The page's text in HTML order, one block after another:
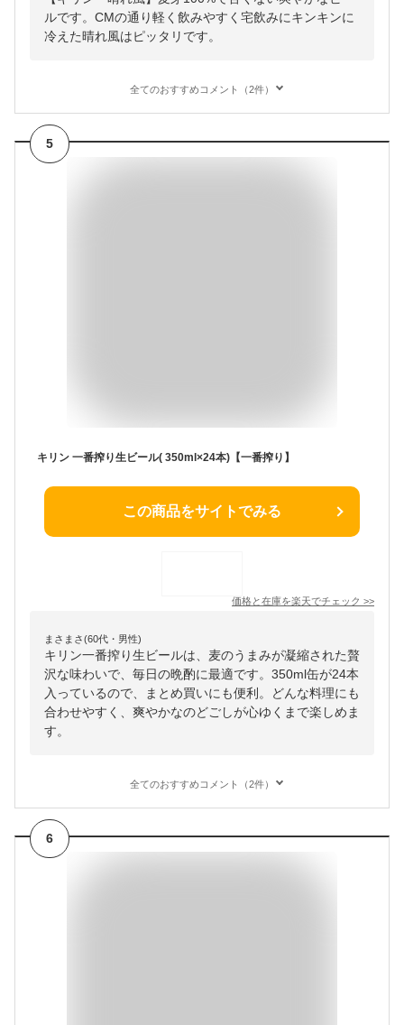
ルです。CMの通り軽く飲みやすく宅飲みにキンキンに
冷えた晴れ風はピッタリです。
全てのおすすめコメント（2件）
5
キリン 一番搾り生ビール( 350ml×24本)【一番搾り】
この商品をサイトでみる
価格と在庫を楽天でチェック >>
まさまさ(60代・男性)
キリン一番搾り生ビールは、麦のうまみが凝縮された贅
沢な味わいで、毎日の晩酌に最適です。350ml缶が24本
入っているので、まとめ買いにも便利。どんな料理にも
合わせやすく、爽やかなのどごしが心ゆくまで楽しめま
す。
全てのおすすめコメント（2件）
6